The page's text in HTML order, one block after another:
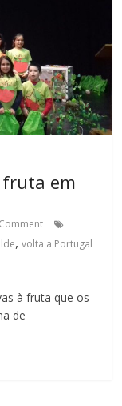
em
,volta a Portugal
à fruta que os
de